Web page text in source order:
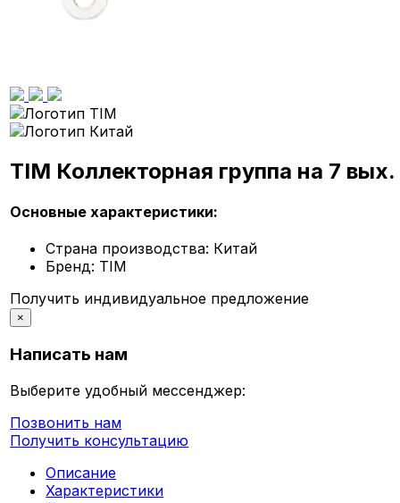
TIM Коллекторная группа на 7
Основные характеристики:
Страна производства: Китай
Бренд: TIM
Получить индивидуальное предложение
×
Написать нам
Выберите удобный мессенджер:
Позвонить нам
Получить консультацию
Описание
Характеристики